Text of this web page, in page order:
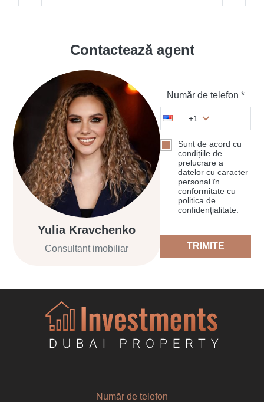
Contactează agent
Yulia Kravchenko
Consultant imobiliar
Număr de telefon *
+1
Sunt de acord cu
condițiile de
prelucrare a
datelor cu caracter
personal în
conformitate cu
politica de
confidențialitate.
TRIMITE
Număr de telefon